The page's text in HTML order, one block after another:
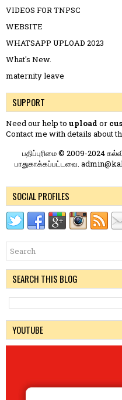
VIDEOS FOR TNPSC
WEBSITE
WHATSAPP UPLOAD 2023
What's New.
maternity leave
SUPPORT
Need our help to upload or
Contact me with details about
பதிப்புரிமை © 2009-2024
பாதுகாக்கப்பட்டவை.
SOCIAL PROFILES
SEARCH THIS BLOG
YOUTUBE